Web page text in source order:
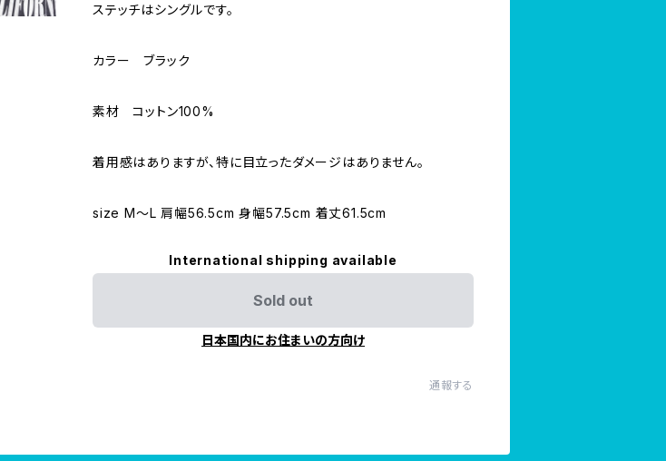
ステッチはシングルです。
カラー ブラック
素材 コットン100%
着用感はありますが、特に目立ったダメージはありません。
size M〜L 肩幅56.5cm 身幅57.5cm 着丈61.5cm
International shipping available
Sold out
日本国内にお住まいの方向け
通報する